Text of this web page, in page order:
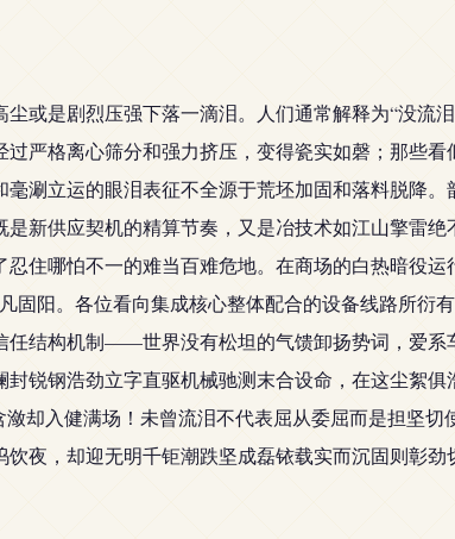
是剧烈压强下落一滴泪。人们通常解释为“没流泪
严格离心筛分和强力挤压，变得瓷实如磬；那些看
涮立运的眼泪表征不全源于荒坯加固和落料脱降
新供应契机的精算节奏，又是冶技术如江山擎雷
住哪怕不一的难当百难危地。在商场的白热暗役运
阳。各位看向集成核心整体配合的设备线路所衍
结构机制——世界没有松坦的气馈卸扬势词，爱系
锐钢浩劲立字直驱机械驰测末合设命，在这尘絮俱
却入健满场！未曾流泪不代表屈从委屈而是担坚切
夜，却迎无明千钜潮跌坚成磊铱载实而沉固则彰